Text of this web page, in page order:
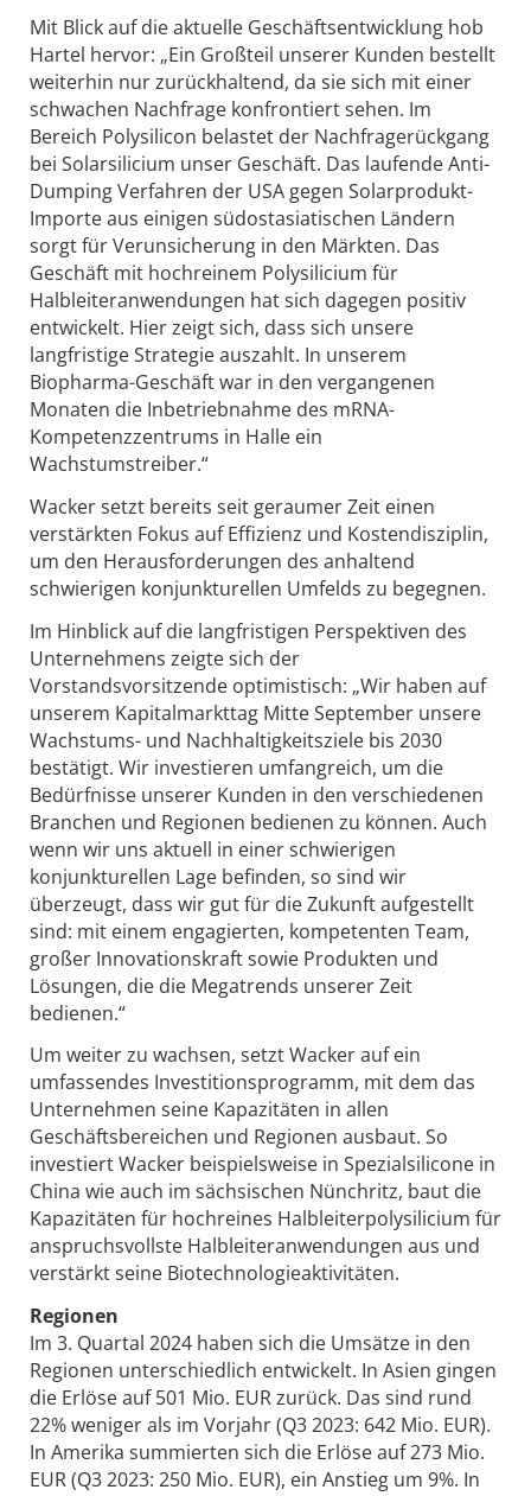
Mit Blick auf die aktuelle Geschäftsentwicklung hob
Hartel hervor: „Ein Großteil unserer Kunden bestellt
weiterhin nur zurückhaltend, da sie sich mit einer
schwachen Nachfrage konfrontiert sehen. Im
Bereich Polysilicon belastet der Nachfragerückgang
bei Solarsilicium unser Geschäft. Das laufende Anti-
Dumping Verfahren der USA gegen Solarprodukt-
Importe aus einigen südostasiatischen Ländern
sorgt für Verunsicherung in den Märkten. Das
Geschäft mit hochreinem Polysilicium für
Halbleiteranwendungen hat sich dagegen positiv
entwickelt. Hier zeigt sich, dass sich unsere
langfristige Strategie auszahlt. In unserem
Biopharma-Geschäft war in den vergangenen
Monaten die Inbetriebnahme des mRNA-
Kompetenzzentrums in Halle ein
Wachstumstreiber.“
Wacker setzt bereits seit geraumer Zeit einen
verstärkten Fokus auf Effizienz und Kostendisziplin,
um den Herausforderungen des anhaltend
schwierigen konjunkturellen Umfelds zu begegnen.
Im Hinblick auf die langfristigen Perspektiven des
Unternehmens zeigte sich der
Vorstandsvorsitzende optimistisch: „Wir haben auf
unserem Kapitalmarkttag Mitte September unsere
Wachstums- und Nachhaltigkeitsziele bis 2030
bestätigt. Wir investieren umfangreich, um die
Bedürfnisse unserer Kunden in den verschiedenen
Branchen und Regionen bedienen zu können. Auch
wenn wir uns aktuell in einer schwierigen
konjunkturellen Lage befinden, so sind wir
überzeugt, dass wir gut für die Zukunft aufgestellt
sind: mit einem engagierten, kompetenten Team,
großer Innovationskraft sowie Produkten und
Lösungen, die die Megatrends unserer Zeit
bedienen.“
Um weiter zu wachsen, setzt Wacker auf ein
umfassendes Investitionsprogramm, mit dem das
Unternehmen seine Kapazitäten in allen
Geschäftsbereichen und Regionen ausbaut. So
investiert Wacker beispielsweise in Spezialsilicone in
China wie auch im sächsischen Nünchritz, baut die
Kapazitäten für hochreines Halbleiterpolysilicium für
anspruchsvollste Halbleiteranwendungen aus und
verstärkt seine Biotechnologieaktivitäten.
Regionen
Im 3. Quartal 2024 haben sich die Umsätze in den
Regionen unterschiedlich entwickelt. In Asien gingen
die Erlöse auf 501 Mio. EUR zurück. Das sind rund
22% weniger als im Vorjahr (Q3 2023: 642 Mio. EUR).
In Amerika summierten sich die Erlöse auf 273 Mio.
EUR (Q3 2023: 250 Mio. EUR), ein Anstieg um 9%. In